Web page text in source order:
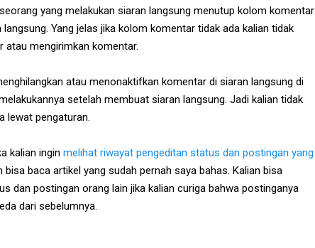
yang melakukan siaran langsung menutup kolom komentar
Yang jelas jika kolom komentar tidak ada kalian tidak
atau mengirimkan komentar.
atau menonaktifkan komentar di siaran langsung di
setelah membuat siaran langsung. Jadi kalian tidak
lewat pengaturan.
kalian ingin melihat riwayat pengeditan status dan postingan yang
bisa baca artikel yang sudah pernah saya bahas. Kalian bisa
dan postingan orang lain jika kalian curiga bahwa postinganya
dari sebelumnya.